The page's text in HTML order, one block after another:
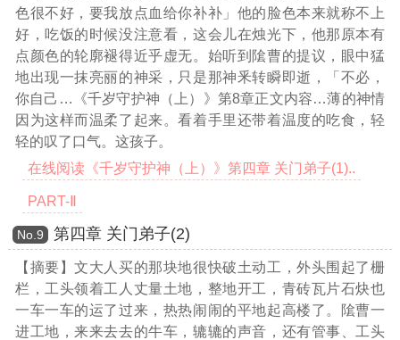
色很不好，要我放点血给你补补」他的脸色本来就称不上
好，吃饭的时候没注意看，这会儿在烛光下，他那原本有
点颜色的轮廓褪得近乎虚无。始听到隂曹的提议，眼中猛
地出现一抹亮丽的神采，只是那神釆转瞬即逝，「不必，
你自己 …《千岁守护神（上）》第8章正文内容…薄的神情
因为这样而温柔了起来。看着手里还带着温度的吃食，轻
轻的叹了口气。这孩子。
在线阅读《千岁守护神（上）》第四章 关门弟子(1)..
PART-Ⅱ
Νο.9 第四章 关门弟子(2)
【摘要】文大人买的那块地很快破土动工，外头围起了栅
栏，工头领着工人丈量土地，整地开工，青砖瓦片石炔也
一车一车的运了过来，热热闹闹的平地起高楼了。隂曹一
进工地，来来去去的牛车，辘辘的声音，还有管事、工头